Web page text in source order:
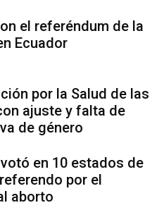
el referéndum de la
Ecuador
por la Salud de las
ajuste y falta de
de género
en 10 estados de
referendo por el
aborto